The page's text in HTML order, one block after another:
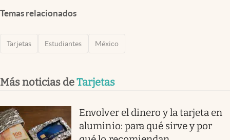
Temas relacionados
Tarjetas Estudiantes México
Más noticias deTarjetas
Envolver el dinero y la tarjeta en
aluminio: para qué sirve y por